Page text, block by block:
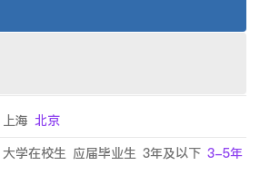
上海 北京
大学在校生 应届毕业生 3年及以下 3-5年